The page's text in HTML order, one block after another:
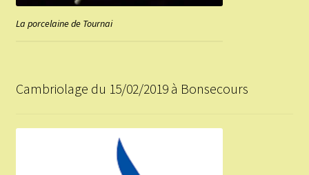
La porcelaine de Tournai
Cambriolage du 15/02/2019 à Bonsecours